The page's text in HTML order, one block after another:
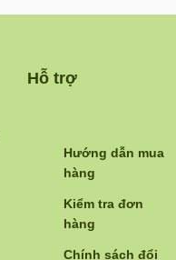
Hỗ trợ
Hướng dẫn mua
hàng
Kiểm tra đơn
hàng
Chính sách đổi